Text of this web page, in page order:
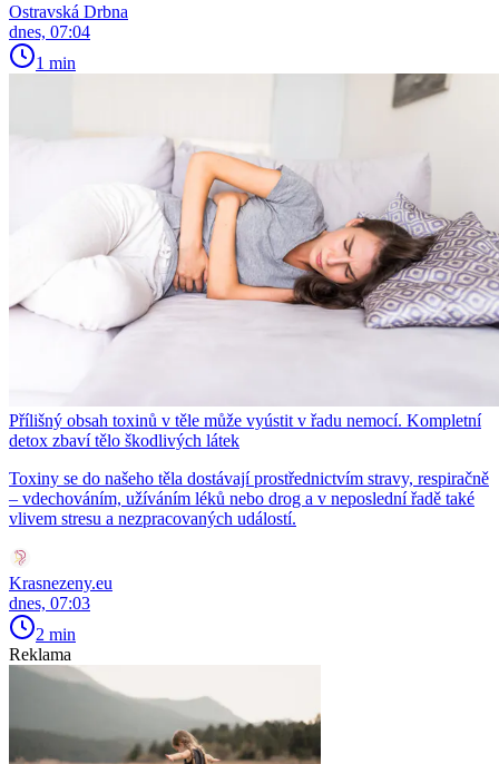
Ostravská Drbna
dnes, 07:04
1 min
Přílišný obsah toxinů v těle může vyústit v řadu nemocí. Kompletní
detox zbaví tělo škodlivých látek
Toxiny se do našeho těla dostávají prostřednictvím stravy, respiračně
– vdechováním, užíváním léků nebo drog a v neposlední řadě také
vlivem stresu a nezpracovaných událostí.
Krasnezeny.eu
dnes, 07:03
2 min
Reklama